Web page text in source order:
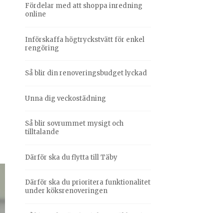
Fördelar med att shoppa inredning
online
Införskaffa högtryckstvätt för enkel
rengöring
Så blir din renoveringsbudget lyckad
Unna dig veckostädning
Så blir sovrummet mysigt och
tilltalande
Därför ska du flytta till Täby
Därför ska du prioritera funktionalitet
under köksrenoveringen